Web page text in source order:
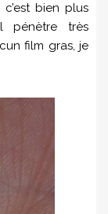
bien plus
pénètre très
film gras, je